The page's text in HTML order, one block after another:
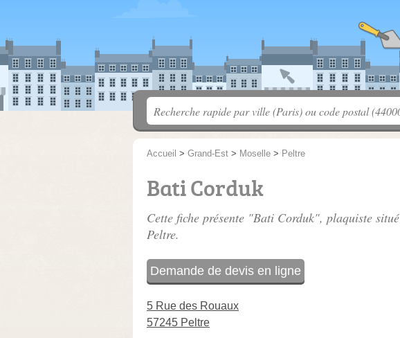
Accueil > Grand-Est > Moselle > Peltre
Bati Corduk
Cette fiche présente "Bati Corduk", plaquiste situé
Peltre.
Demande de devis en ligne
5 Rue des Rouaux
57245 Peltre